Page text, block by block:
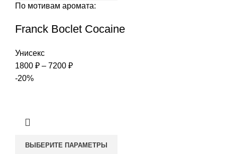
По мотивам аромата:
Franck Boclet Cocaine
Унисекс
1800 ₽ – 7200 ₽Диапазон
-20%
ВЫБЕРИТЕ ПАРАМЕТРЫ